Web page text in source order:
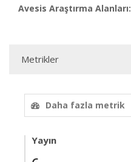
Avesis Araştırma Alanları:
Metrikler
Daha fazla metrik
Yayın